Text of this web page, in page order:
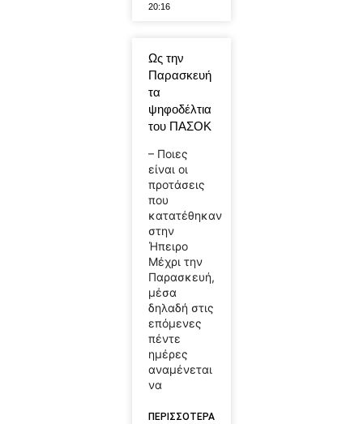
20:16
Ως την
Παρασκευή
τα
ψηφοδέλτια
του ΠΑΣΟΚ
– Ποιες
είναι οι
προτάσεις
που
κατατέθηκαν
στην
Ήπειρο
Μέχρι την
Παρασκευή,
μέσα
δηλαδή στις
επόμενες
πέντε
ημέρες
αναμένεται
να
ΠΕΡΙΣΣΟΤΕΡΑ